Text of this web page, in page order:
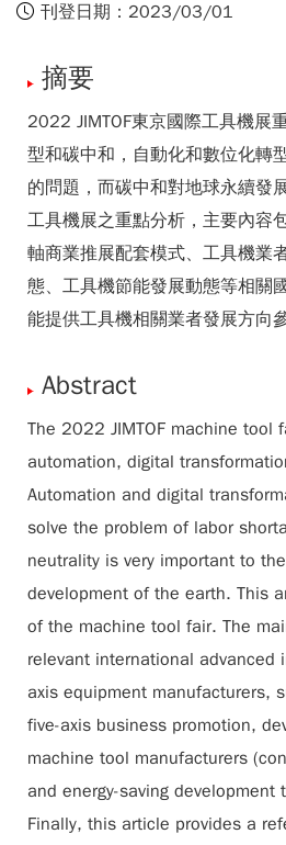
刊登日期：2023/03/01
摘要
2022 JIMTOF東京國際工具機展
型和碳中和，自動化和數位化轉
的問題，而碳中和對地球永續發
工具機展之重點分析，主要內容
軸商業推展配套模式、工具機業
態、工具機節能發展動態等相關
能提供工具機相關業者發展方向參
Abstract
The 2022 JIMTOF machine tool
automation, digital
Automation and digital
solve the problem of labor
neutrality is very important to
development of the earth. This
of the machine tool fair. The
relevant international advanced
axis equipment manufacturers,
five-axis business promotion,
machine tool manufacturers
and energy-saving
Finally, this article provides a